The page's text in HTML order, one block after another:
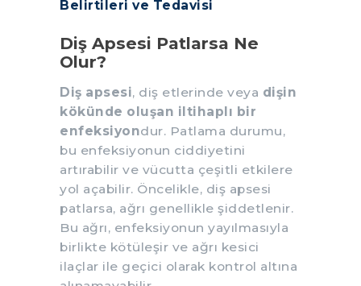
Belirtileri ve Tedavisi
Diş Apsesi Patlarsa Ne
Olur?
Diş apsesi, diş etlerinde veya dişin
kökünde oluşan iltihaplı bir
enfeksiyondur. Patlama durumu,
bu enfeksiyonun ciddiyetini
artırabilir ve vücutta çeşitli etkilere
yol açabilir. Öncelikle, diş apsesi
patlarsa, ağrı genellikle şiddetlenir.
Bu ağrı, enfeksiyonun yayılmasıyla
birlikte kötüleşir ve ağrı kesici
ilaçlar ile geçici olarak kontrol altına